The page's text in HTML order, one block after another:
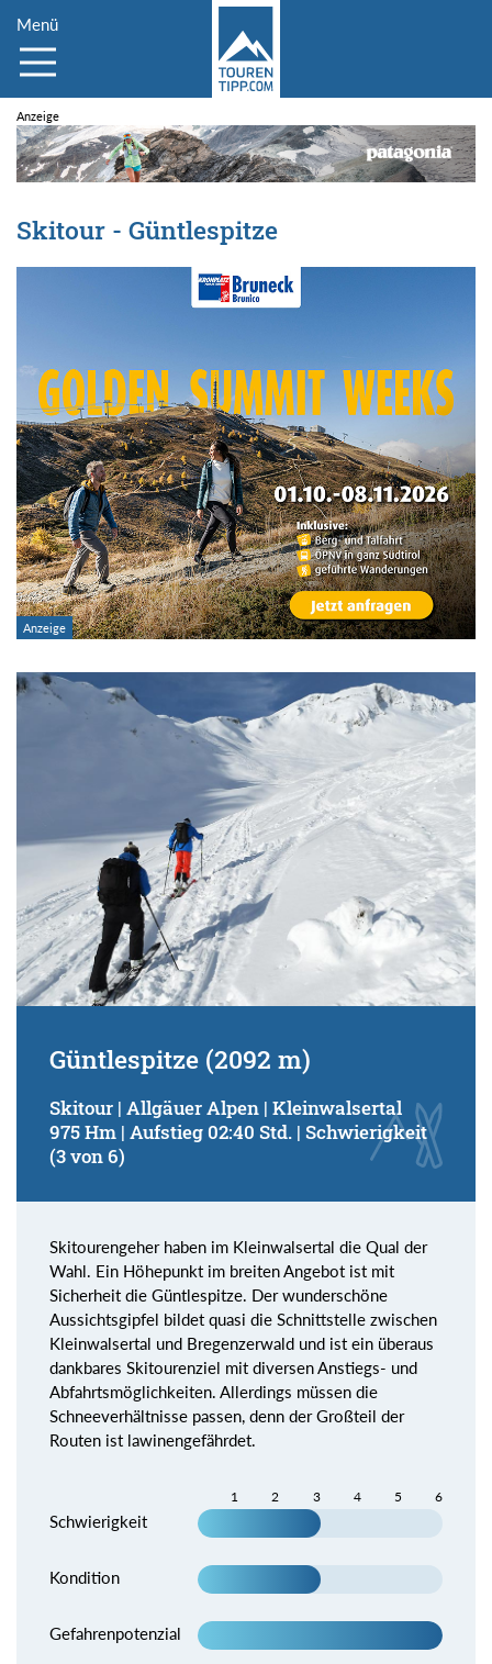
Menü
Skitour - Güntlespitze
Güntlespitze (2092 m)
Skitour | Allgäuer Alpen | Kleinwalsertal
975 Hm | Aufstieg 02:40 Std. | Schwierigkeit
(3 von 6)
Skitourengeher haben im Kleinwalsertal die Qual der
Wahl. Ein Höhepunkt im breiten Angebot ist mit
Sicherheit die Güntlespitze. Der wunderschöne
Aussichtsgipfel bildet quasi die Schnittstelle zwischen
Kleinwalsertal und Bregenzerwald und ist ein überaus
dankbares Skitourenziel mit diversen Anstiegs- und
Abfahrtsmöglichkeiten. Allerdings müssen die
Schneeverhältnisse passen, denn der Großteil der
Routen ist lawinengefährdet.
1 2 3 4 5 6
Schwierigkeit
Kondition
Gefahrenpotenzial